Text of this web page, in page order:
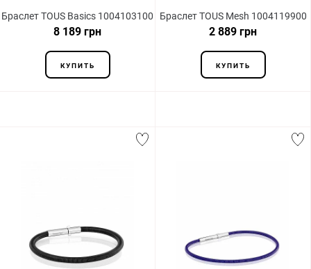
Браслет TOUS Basics 1004103100
8 189 грн
КУПИТЬ
Браслет TOUS Mesh 1004119900
2 889 грн
КУПИТЬ